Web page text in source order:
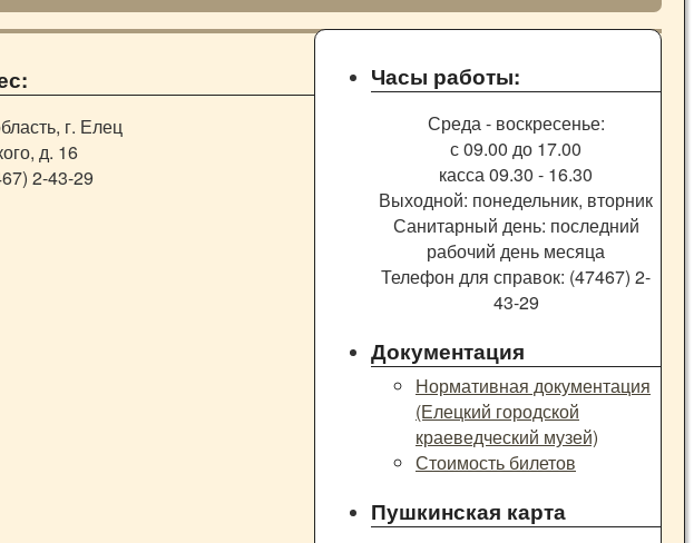
Часы работы:
Среда - воскресенье:
с 09.00 до 17.00
касса 09.30 - 16.30
Выходной: понедельник, вторник
Санитарный день: последний
рабочий день месяца
Телефон для справок: (47467) 2-
43-29
Документация
Нормативная документация
(Елецкий городской
краеведческий музей)
Стоимость билетов
Пушкинская карта
г. Елец
д. 16
2-43-29